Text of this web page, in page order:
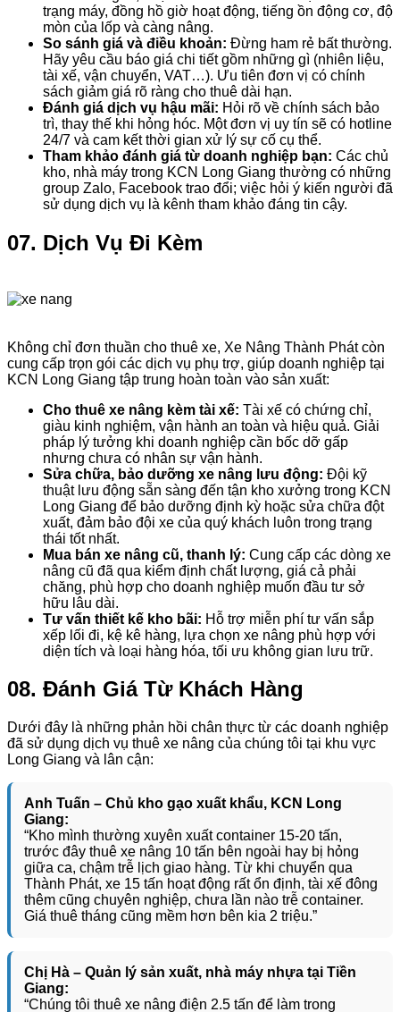
trạng máy, đồng hồ giờ hoạt động, tiếng ồn động cơ, độ
mòn của lốp và càng nâng.
So sánh giá và điều khoản: Đừng ham rẻ bất thường.
Hãy yêu cầu báo giá chi tiết gồm những gì (nhiên liệu,
tài xế, vận chuyển, VAT…). Ưu tiên đơn vị có chính
sách giảm giá rõ ràng cho thuê dài hạn.
Đánh giá dịch vụ hậu mãi: Hỏi rõ về chính sách bảo
trì, thay thế khi hỏng hóc. Một đơn vị uy tín sẽ có hotline
24/7 và cam kết thời gian xử lý sự cố cụ thể.
Tham khảo đánh giá từ doanh nghiệp bạn: Các chủ
kho, nhà máy trong KCN Long Giang thường có những
group Zalo, Facebook trao đổi; việc hỏi ý kiến người đã
sử dụng dịch vụ là kênh tham khảo đáng tin cậy.
07. Dịch Vụ Đi Kèm
Không chỉ đơn thuần cho thuê xe, Xe Nâng Thành Phát còn
cung cấp trọn gói các dịch vụ phụ trợ, giúp doanh nghiệp tại
KCN Long Giang tập trung hoàn toàn vào sản xuất:
Cho thuê xe nâng kèm tài xế: Tài xế có chứng chỉ,
giàu kinh nghiệm, vận hành an toàn và hiệu quả. Giải
pháp lý tưởng khi doanh nghiệp cần bốc dỡ gấp
nhưng chưa có nhân sự vận hành.
Sửa chữa, bảo dưỡng xe nâng lưu động: Đội kỹ
thuật lưu động sẵn sàng đến tận kho xưởng trong KCN
Long Giang để bảo dưỡng định kỳ hoặc sửa chữa đột
xuất, đảm bảo đội xe của quý khách luôn trong trạng
thái tốt nhất.
Mua bán xe nâng cũ, thanh lý: Cung cấp các dòng xe
nâng cũ đã qua kiểm định chất lượng, giá cả phải
chăng, phù hợp cho doanh nghiệp muốn đầu tư sở
hữu lâu dài.
Tư vấn thiết kế kho bãi: Hỗ trợ miễn phí tư vấn sắp
xếp lối đi, kệ kê hàng, lựa chọn xe nâng phù hợp với
diện tích và loại hàng hóa, tối ưu không gian lưu trữ.
08. Đánh Giá Từ Khách Hàng
Dưới đây là những phản hồi chân thực từ các doanh nghiệp
đã sử dụng dịch vụ thuê xe nâng của chúng tôi tại khu vực
Long Giang và lân cận:
Anh Tuấn – Chủ kho gạo xuất khẩu, KCN Long
Giang:
“Kho mình thường xuyên xuất container 15-20 tấn,
trước đây thuê xe nâng 10 tấn bên ngoài hay bị hỏng
giữa ca, chậm trễ lịch giao hàng. Từ khi chuyển qua
Thành Phát, xe 15 tấn hoạt động rất ổn định, tài xế đông
thêm cũng chuyên nghiệp, chưa lần nào trễ container.
Giá thuê tháng cũng mềm hơn bên kia 2 triệu.”
Chị Hà – Quản lý sản xuất, nhà máy nhựa tại Tiền
Giang:
“Chúng tôi thuê xe nâng điện 2.5 tấn để làm trong